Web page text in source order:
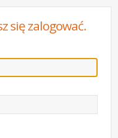
się zalogować.